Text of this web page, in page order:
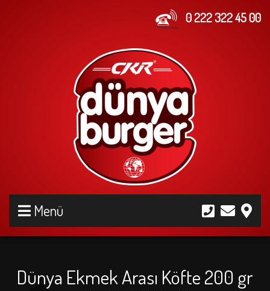
0 222 322 45 00
Menü
Dünya Ekmek Arası Köfte 200 gr